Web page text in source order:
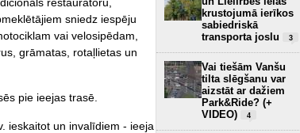
sniedz iespēju
vai velosipēdam,
grāmatas, rotaļlietas un
pie ieejas trasē.
ieskaitot un invalīdiem - ieeja
krustojumā ierīkos
sabiedriskā
transporta joslu
3
Vai tiešām Vanšu
tilta slēgšanu var
aizstāt ar dažiem
Park&Ride? (+
VIDEO)
4